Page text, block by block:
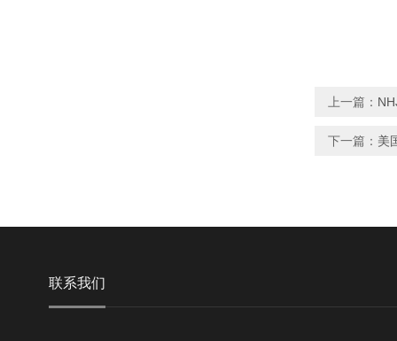
上一篇：
下一篇： 美
联系我们